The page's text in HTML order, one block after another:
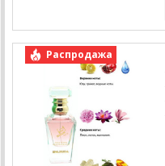
Распродажа